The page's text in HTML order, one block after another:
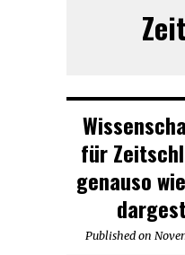
für
genauso
Published on